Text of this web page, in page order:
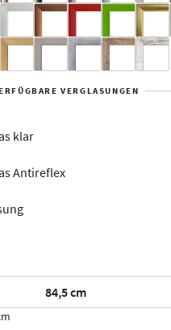
Alaska
VERGLASUNGEN
klar
Antireflex